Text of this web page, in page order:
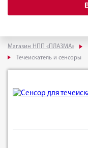
Магазин НПП «ПЛАЗМА»
Течеискатель и сенсоры